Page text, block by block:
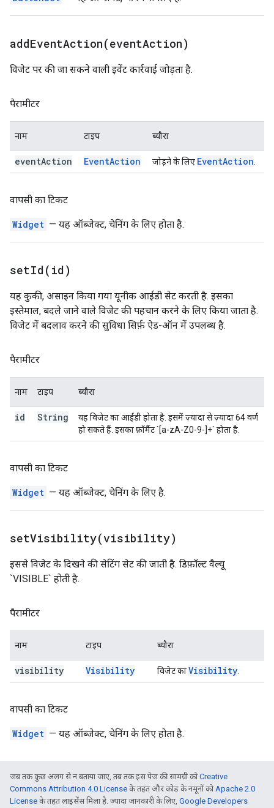
addEventAction(eventAction)
विजेट पर की जा सकने वाली इवेंट कार्रवाई जोड़ता है.
पैरामीटर
नाम टाइप ब्यौरा
eventAction EventAction जोड़ने के लिए EventAction
वापसी का टिकट
Widget — यह ऑब्जेक्ट, चेनिंग के लिए होता है.
setId( id)
यह कुकी, असाइन किया गया यूनीक आईडी सेट करती है. इसका
इस्तेमाल, बदले जाने वाले विजेट की पहचान करने के लिए किया जाता है.
विजेट में बदलाव करने की सुविधा सिर्फ़ ऐड-ऑन में उपलब्ध है.
पैरामीटर
नाम टाइप ब्यौरा
id String
यह विजेट का आईडी होता है. इसमें ज़्यादा से ज़्यादा 64 वर्ण
हो सकते हैं. इसका फ़ॉर्मैट `[a-zA-Z0-9-]+` होता है.
वापसी का टिकट
Widget — यह ऑब्जेक्ट, चेनिंग के लिए है.
setVisibility(visibility)
इससे विजेट के दिखने की सेटिंग सेट की जाती है. डिफ़ॉल्ट वैल्यू
`VISIBLE` होती है.
पैरामीटर
नाम टाइप ब्यौरा
visibility Visibility विजेट काVisibility
वापसी का टिकट
Widget — यह ऑब्जेक्ट, चेनिंग के लिए होता है.
जब तक कुछ अलग से न बताया जाए, तब तक इस पेज की सामग्री कोCreative
Commons Attribution 4.0 License के तहत और कोड के नमूनों कोApache 2.0
License के तहत लाइसेंस मिला है. ज़्यादा जानकारी के लिए, Google Developers